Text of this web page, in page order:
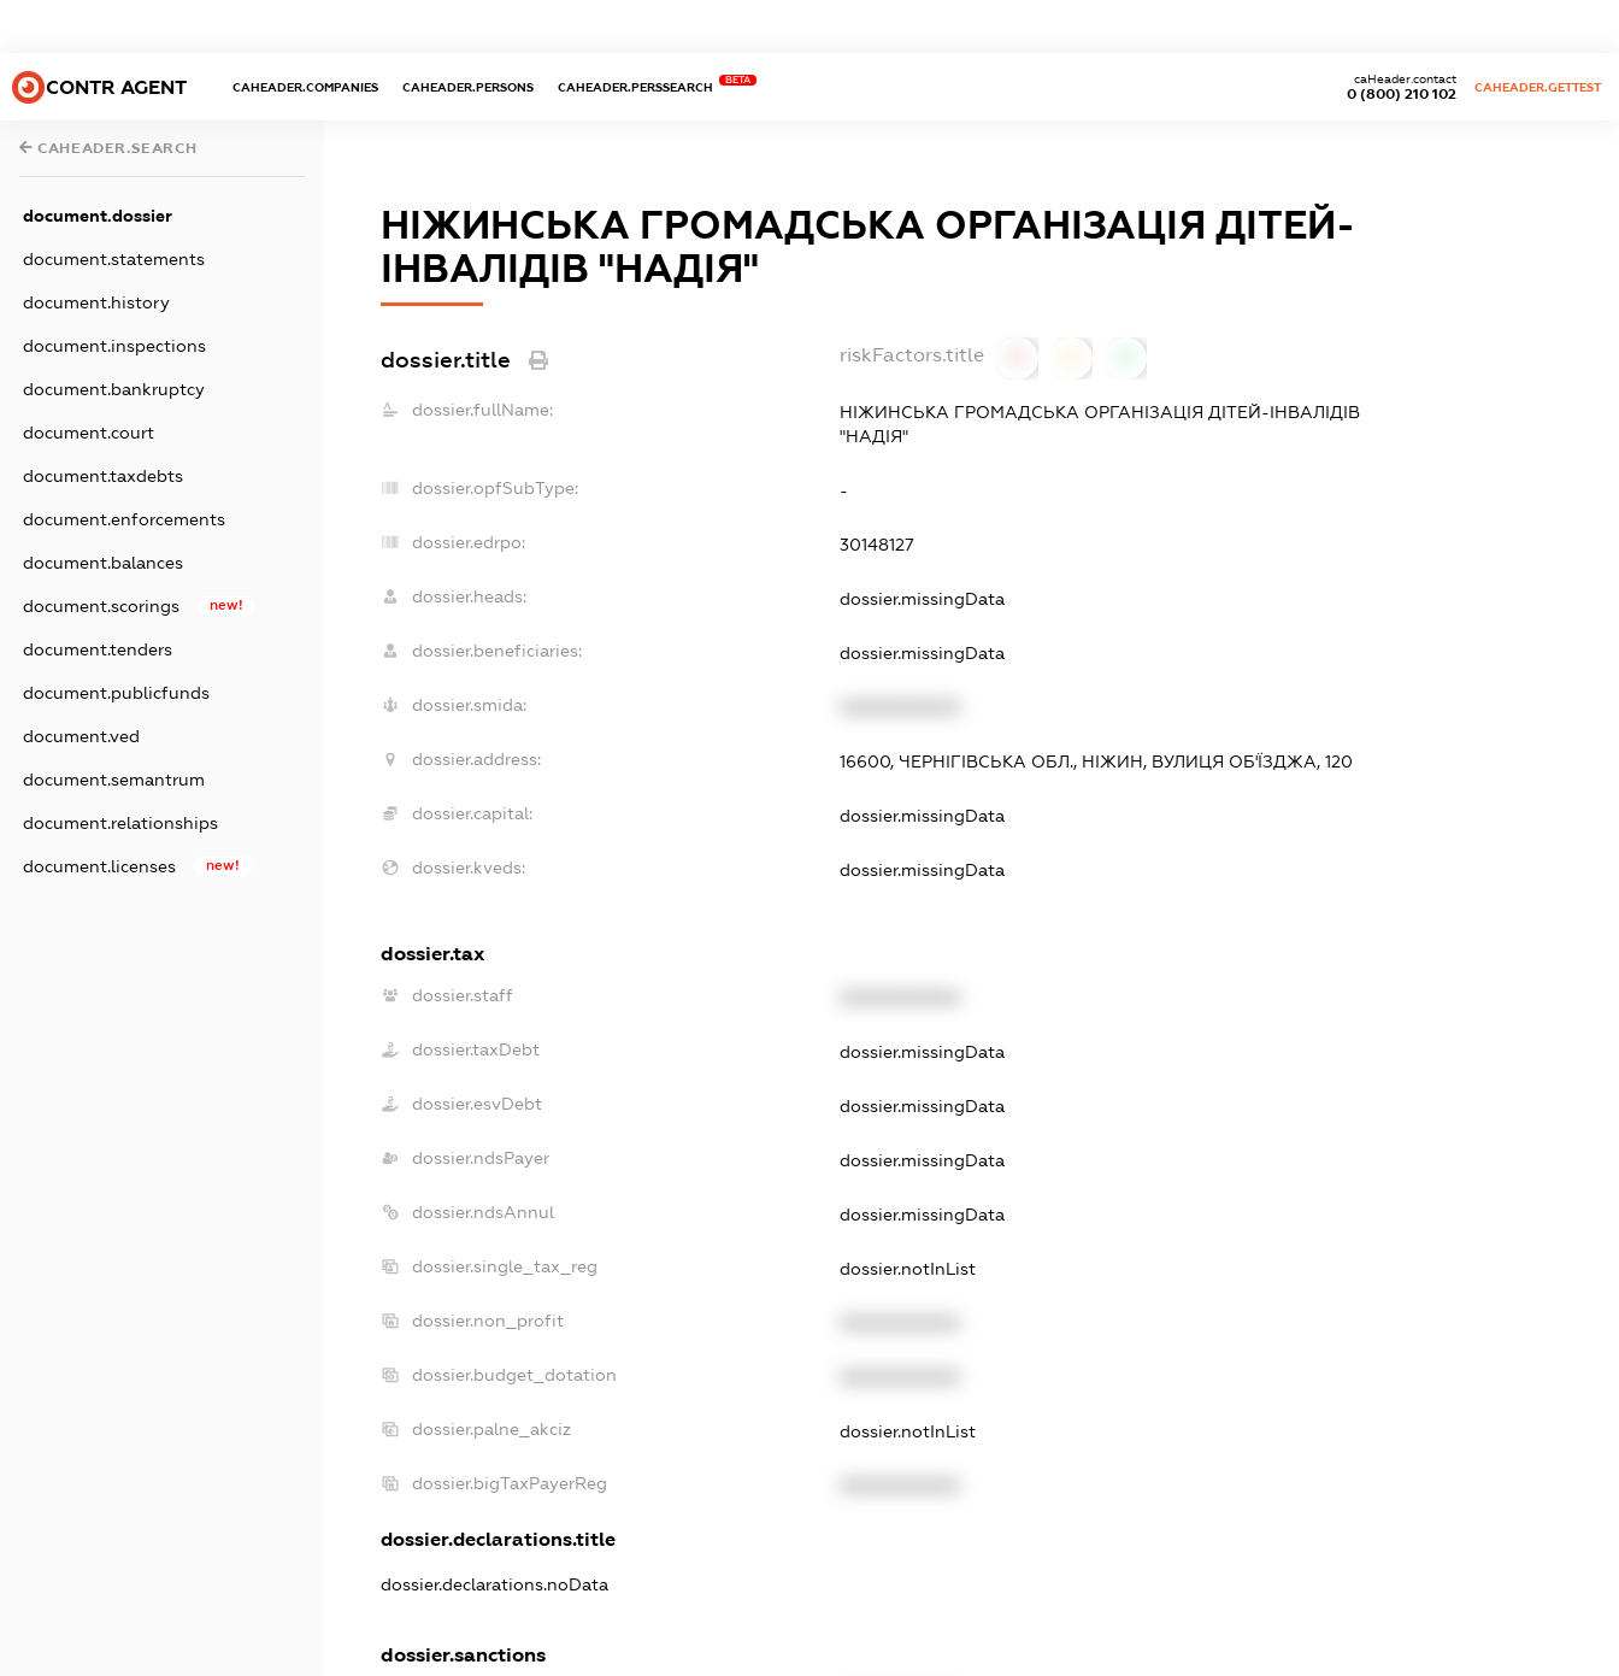
CONTR AGENT CAHEADER.COMPANIES CAHEADER.PERSONS CAHEADER.PERSSEARCH
BETA
0 (800) 210 102
caHeader.contact
CAHEADER.GETTEST
CAHEADER.SEARCH
document.dossier
document.statements
document.history
document.inspections
document.bankruptcy
document.court
document.taxdebts
document.enforcements
document.balances
document.scorings new!
document.tenders
document.publicfunds
document.ved
document.semantrum
document.relationships
document.licenses new!
НІЖИНСЬКА ГРОМАДСЬКА ОРГАНІЗАЦІЯ ДІТЕЙ-
ІНВАЛІДІВ "НАДІЯ"
dossier.title riskFactors.title
dossier.fullName:
НІЖИНСЬКА ГРОМАДСЬКА ОРГАНІЗАЦІЯ ДІТЕЙ-ІНВАЛІДІВ
"НАДІЯ"
dossier.opfSubType: -
dossier.edrpo: 30148127
dossier.heads: dossier.missingData
dossier.beneficiaries: dossier.missingData
dossier.smida:
dossier.address: 16600, ЧЕРНІГІВСЬКА ОБЛ., НІЖИН, ВУЛИЦЯ ОБ'ЇЗДЖА, 120
dossier.capital: dossier.missingData
dossier.kveds: dossier.missingData
dossier.tax
dossier.staff
dossier.taxDebt dossier.missingData
dossier.esvDebt dossier.missingData
dossier.ndsPayer dossier.missingData
dossier.ndsAnnul dossier.missingData
dossier.single_tax_reg dossier.notInList
dossier.non_profit
dossier.budget_dotation
dossier.palne_akciz dossier.notInList
dossier.bigTaxPayerReg
dossier.declarations.title
dossier.declarations.noData
dossier.sanctions